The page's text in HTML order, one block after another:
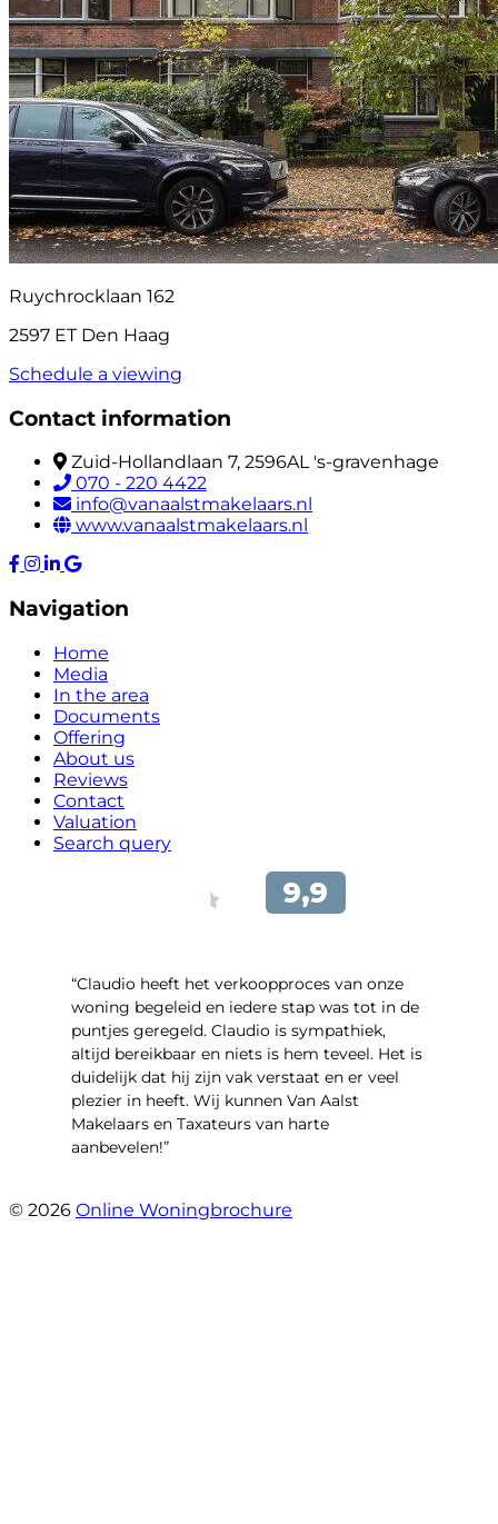
Ruychrocklaan 162
2597 ET Den Haag
Schedule a viewing
Contact information
Zuid-Hollandlaan 7, 2596AL 's-gravenhage
070 - 220 4422
info@vanaalstmakelaars.nl
www.vanaalstmakelaars.nl
Navigation
Home
Media
In the area
Documents
Offering
About us
Reviews
Contact
Valuation
Search query
“Claudio heeft het verkoopproces van onze
woning begeleid en iedere stap was tot in de
puntjes geregeld. Claudio is sympathiek,
altijd bereikbaar en niets is hem teveel. Het is
duidelijk dat hij zijn vak verstaat en er veel
plezier in heeft. Wij kunnen Van Aalst
Makelaars en Taxateurs van harte
aanbevelen!”
© 2026 Online Woningbrochure